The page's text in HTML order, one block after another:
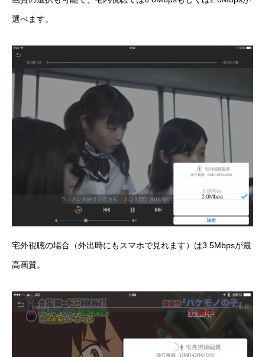
選べます。
宅外視聴の場合（外出時にもスマホで見れます）は3.5Mbpsが最
高画質。